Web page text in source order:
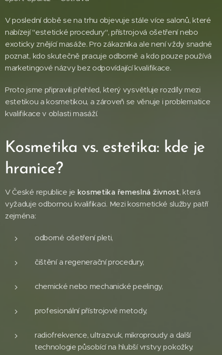
V poslední době se na trhu objevuje stále více salonů, které
nabízejí "estetické procedury", přístrojová ošetření nebo
exoticky znějící masáže. Pro zákazníka ale není vždy snadné
poznat, kdo skutečně pracuje odborně a kdo pouze používá
marketingové názvy bez odpovídající kvalifikace.
Proto jsme připravili přehled, který vysvětluje rozdíly mezi
estetikou a kosmetikou, a zároveň se věnuje i problematice
kvalifikace v oblasti masáží.
Kosmetika vs. estetika: kde je
hranice?
V České republice je kosmetika řemeslná živnost, která
vyžaduje odbornou kvalifikaci. Mezi kosmetické služby patří
zejména:
odborné ošetření pleti,
čištění a regenerační procedury,
chemické nebo mechanické peelingy,
profesionální přístrojové metody,
radiofrekvence, ultrazvuk, mikroproudy a další
technologie působící na hlubší vrstvy pokožky.